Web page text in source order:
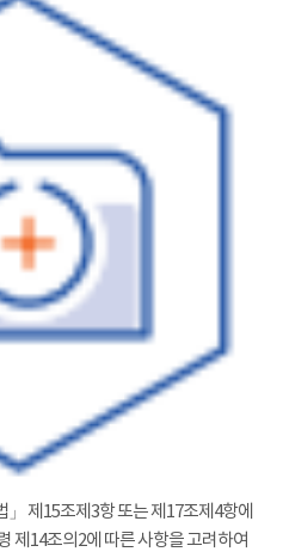
제15조제3항 또는 제17조제4항에
제14조의2에 따른 사항을 고려하여